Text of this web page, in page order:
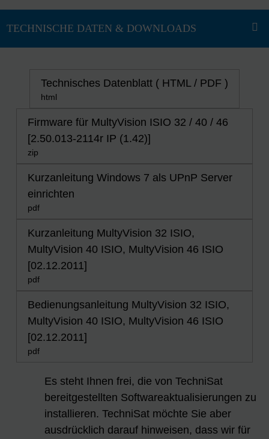
Technisches Datenblatt ( HTML / PDF )
html
Firmware für MultyVision ISIO 32 / 40 / 46
[2.50.013-2114r IP (1.42)]
zip
Kurzanleitung Windows 7 als UPnP Server
einrichten
pdf
Kurzanleitung MultyVision 32 ISIO,
MultyVision 40 ISIO, MultyVision 46 ISIO
[02.12.2011]
pdf
Bedienungsanleitung MultyVision 32 ISIO,
MultyVision 40 ISIO, MultyVision 46 ISIO
[02.12.2011]
pdf
Es steht Ihnen frei, die von TechniSat
bereitgestellten Softwareaktualisierungen zu
installieren. TechniSat möchte Sie aber
ausdrücklich darauf hinweisen, dass wir für